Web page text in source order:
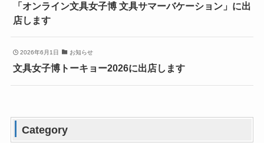
「オンライン文具女子博 文具サマーバケーション」に出
店します
2026年6月1日 お知らせ
文具女子博トーキョー2026に出店します
Category